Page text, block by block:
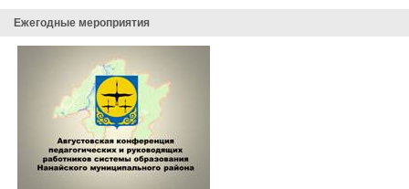
Ежегодные мероприятия